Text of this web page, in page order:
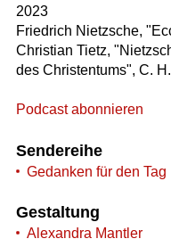
2023
Friedrich Nietzsche,
Christian Tietz,
des Christentums", C.
Podcast abonnieren
Sendereihe
Gedanken für den Tag
Gestaltung
Alexandra Mantler